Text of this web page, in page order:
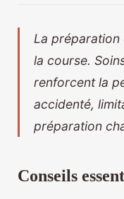
La préparation
la course.
renforcent la
accidenté,
préparation
Conseils